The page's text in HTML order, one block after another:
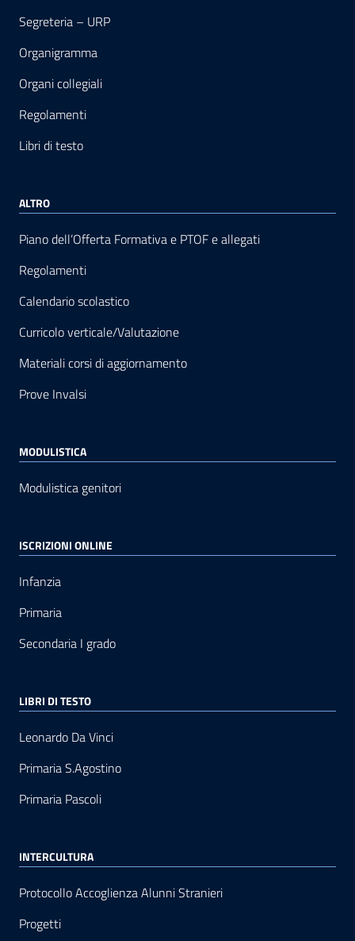
Segreteria – URP
Organigramma
Organi collegiali
Regolamenti
Libri di testo
ALTRO
Piano dell’Offerta Formativa e PTOF e allegati
Regolamenti
Calendario scolastico
Curricolo verticale/Valutazione
Materiali corsi di aggiornamento
Prove Invalsi
MODULISTICA
Modulistica genitori
ISCRIZIONI ONLINE
Infanzia
Primaria
Secondaria I grado
LIBRI DI TESTO
Leonardo Da Vinci
Primaria S.Agostino
Primaria Pascoli
INTERCULTURA
Protocollo Accoglienza Alunni Stranieri
Progetti